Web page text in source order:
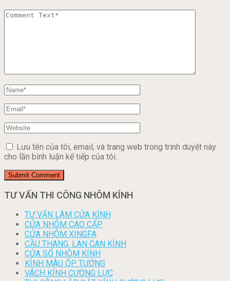
Lưu tên của tôi, email, và trang web trong trình duyệt này
cho lần bình luận kế tiếp của tôi.
TƯ VẤN THI CÔNG NHÔM KÍNH
TƯ VẤN LÀM CỬA KÍNH
CỬA NHÔM CAO CẤP
CỬA NHÔM XINGFA
CẦU THANG, LAN CAN KÍNH
CỬA SỔ NHÔM KÍNH
KÍNH MÀU ỐP TƯỜNG
VÁCH KÍNH CƯỜNG LỰC